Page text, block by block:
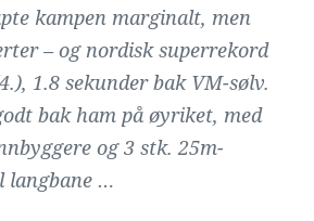
kampen marginalt, men
– og nordisk superrekord
1.8 sekunder bak VM-sølv.
bak ham på øyriket, med
og 3 stk. 25m-
langbane …